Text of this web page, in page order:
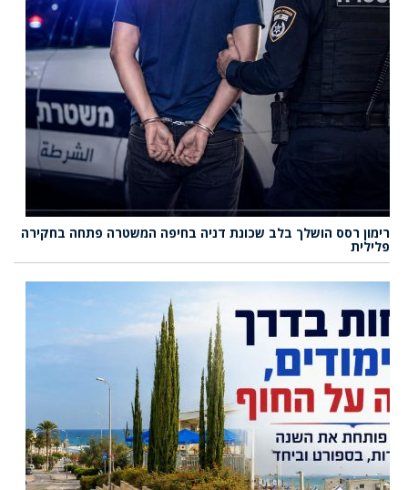
רימון רסס הושלך בלב שכונת דניה בחיפה המשטרה פתחה בחקירה
פלילית